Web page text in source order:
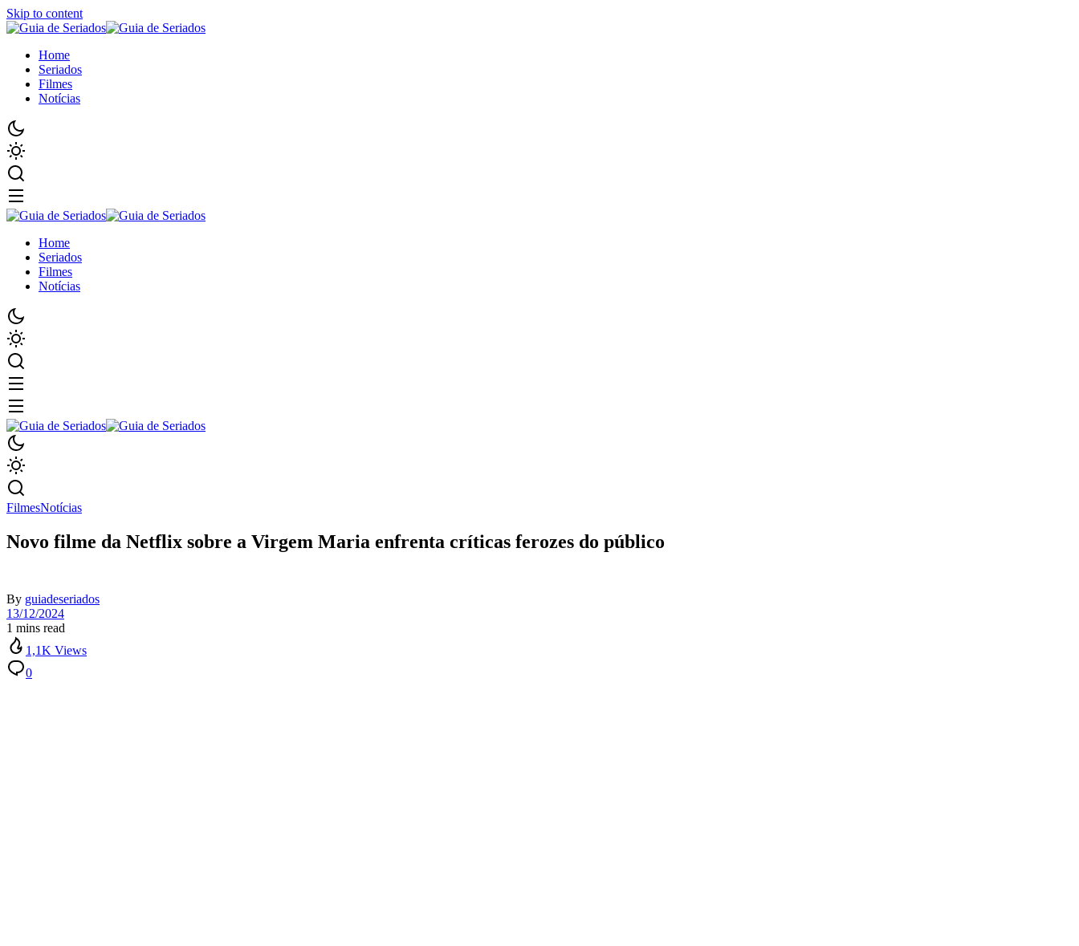
Skip to content
Home
Seriados
Filmes
Notícias
Home
Seriados
Filmes
Notícias
FilmesNotícias
Novo filme da Netflix sobre a Virgem Maria enfrenta críticas ferozes do público
By guiadeseriados
13/12/2024
1 mins read
1,1K Views
0